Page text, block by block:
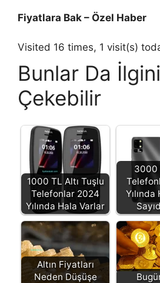
Fiyatlara Bak – Özel Haber
Visited 16 times, 1 visit(s)
Bunlar Da
Çekebilir
1000 TL Altı Tuşlu
Telefonlar 2024
Yılında Hala Varlar
3000
Altın Fiyatları
Neden Düşüşe